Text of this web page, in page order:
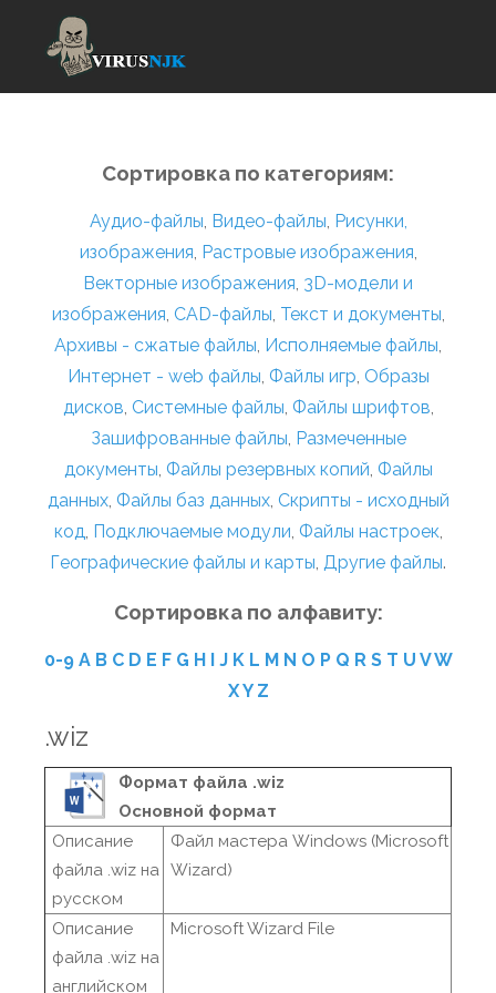
Сортировка по категориям:
Аудио-файлы, Видео-файлы, Рисунки,
изображения, Растровые изображения,
Векторные изображения, 3D-модели и
изображения, CAD-файлы, Текст и документы,
Архивы - сжатые файлы, Исполняемые файлы,
Интернет - web файлы, Файлы игр, Образы
дисков, Системные файлы, Файлы шрифтов,
Зашифрованные файлы, Размеченные
документы, Файлы резервных копий, Файлы
данных, Файлы баз данных, Скрипты - исходный
код, Подключаемые модули, Файлы настроек,
Географические файлы и карты, Другие файлы.
Сортировка по алфавиту:
0-9 A B C D E F G H I J K L M N O P Q R S T U VW
XY Z
.wiz
Формат файла .wiz
Основной формат
Описание
файла .wiz на
русском
Файл мастера Windows (Microsoft
Wizard)
Описание
файла .wiz на
английском
Microsoft Wizard File